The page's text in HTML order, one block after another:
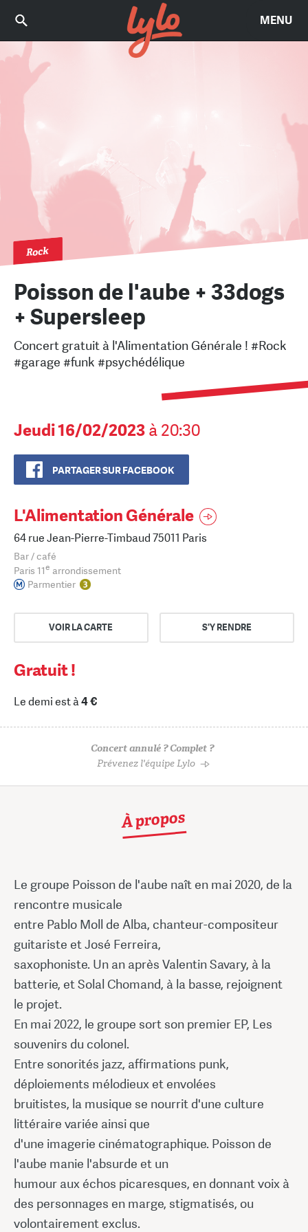
MENU
Rock
Poisson de l'aube + 33dogs
+ Supersleep
Concert gratuit à l'Alimentation Générale ! #Rock
#garage #funk #psychédélique
Jeudi 16/02/2023 à 20:30
PARTAGER SUR FACEBOOK
L'Alimentation Générale
64 rue Jean-Pierre-Timbaud 75011 Paris
Bar / café
Paris 11e arrondissement
Parmentier
VOIR LA CARTE S'Y RENDRE
Gratuit !
Le demi est à4 €
Concert annulé ? Complet ?
Prévenez l'équipe Lylo
À propos
Le groupe Poisson de l'aube naît en mai 2020, de la
rencontre musicale
entre Pablo Moll de Alba, chanteur-compositeur
guitariste et José Ferreira,
saxophoniste. Un an après Valentin Savary, à la
batterie, et Solal Chomand, à la basse, rejoignent
le projet.
En mai 2022, le groupe sort son premier EP, Les
souvenirs du colonel.
Entre sonorités jazz, affirmations punk,
déploiements mélodieux et envolées
bruitistes, la musique se nourrit d'une culture
littéraire variée ainsi que
d'une imagerie cinématographique. Poisson de
l'aube manie l'absurde et un
humour aux échos picaresques, en donnant voix à
des personnages en marge, stigmatisés, ou
volontairement exclus.